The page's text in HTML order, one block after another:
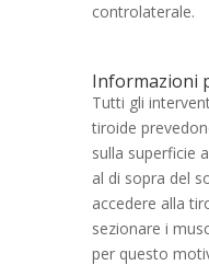
controlaterale.
Informazioni
Tutti gli
tiroide
sulla superficie
al di sopra del
accedere alla
sezionare i
per questo